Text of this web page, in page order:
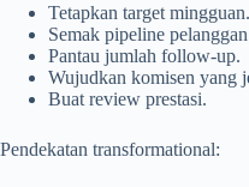
Tetapkan target mingguan.
Semak pipeline
Pantau jumlah follow-up.
Wujudkan komisen yang
Buat review prestasi.
Pendekatan transformational: